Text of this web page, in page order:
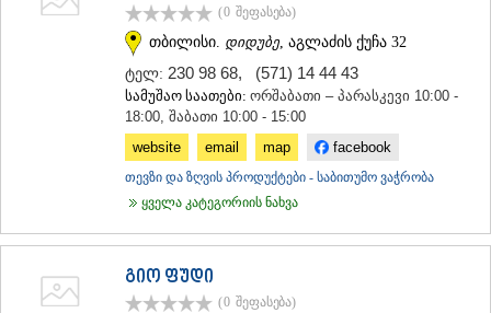
ᲡᲐᲛᲪᲮᲔ–ᲯᲐᲕᲐᲮᲔᲗᲘ
ᲐᲮᲐᲚᲥᲐᲚᲐᲥᲘ
ᲥᲕᲔᲛᲝ ᲥᲐᲠᲗᲚᲘ
ᲒᲐᲠᲓᲐᲑᲐᲜᲘ
ᲓᲛᲐᲜᲘᲡᲘ
(0 შეფასება)
თბილისი. დიდუბე , აგლაძის ქუჩა 32
ტელ: 230 98 68, (571) 14 44 43
სამუშაო საათები: ორშაბათი – პარასკევი 10:00 -
18:00, შაბათი 10:00 - 15:00
website
email map facebook
თევზი და ზღვის პროდუქტები - საბითუმო ვაჭრობა
ყველა კატეგორიის ნახვა
გიო ფუდი
(0 შეფასება)